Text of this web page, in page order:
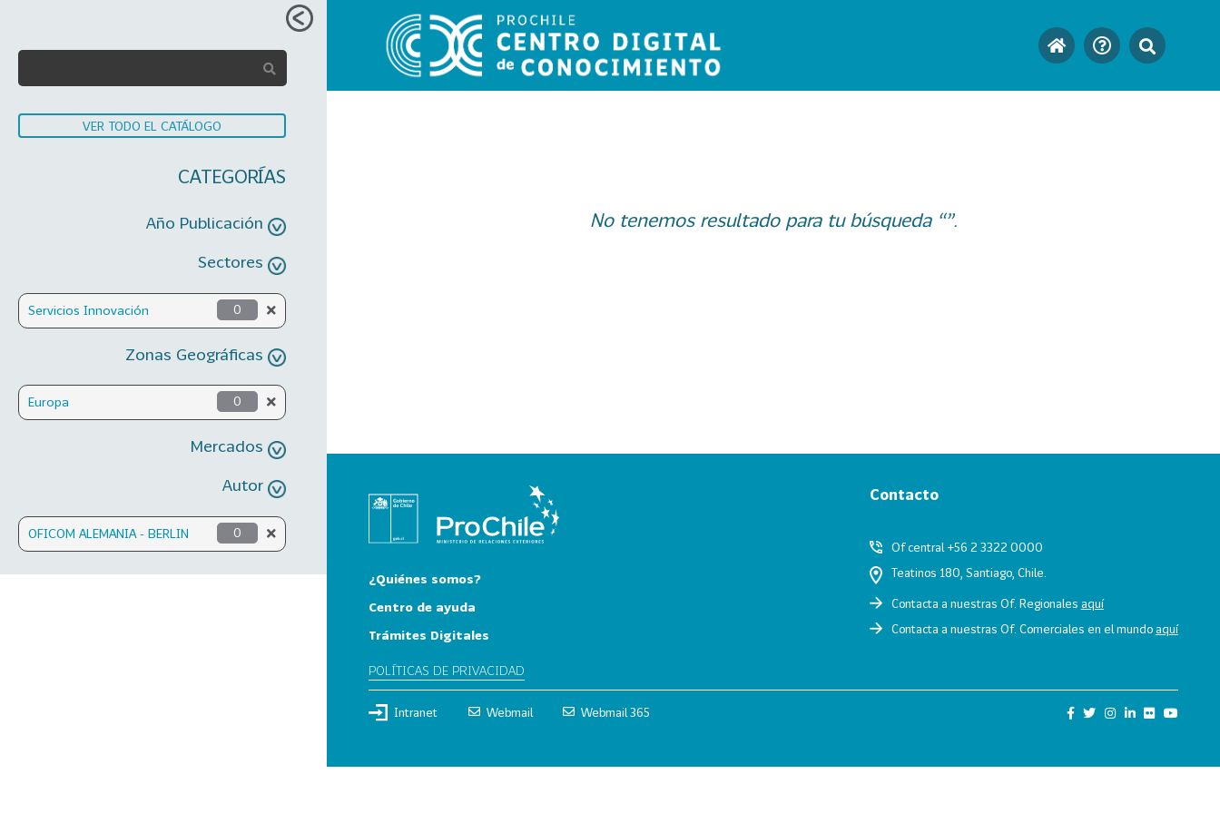
VER TODO EL CATÁLOGO
CATEGORÍAS
Año Publicación
Sectores
Servicios Innovación 0
Zonas Geográficas
Europa 0
Mercados
Autor
OFICOM ALEMANIA - BERLIN 0
No tenemos resultado para tu búsqueda “”.
¿Quiénes somos?
Centro de ayuda
Trámites Digitales
POLÍTICAS DE PRIVACIDAD
Contacto
Of central +56 2 3322 0000
Teatinos 180, Santiago, Chile.
Contacta a nuestras Of. Regionales aquí
Contacta a nuestras Of. Comerciales en el mundoaquí
Intranet Webmail Webmail 365